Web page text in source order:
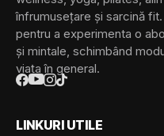
înfrumusețare și sarcină
pentru a experimenta o
și mintale, schimbând
viața în general.
LINKURI UTILE